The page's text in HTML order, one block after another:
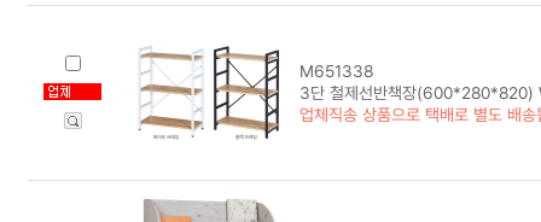
M651338
3단 철제선반책장
업체직송 상품으로 택배로 별도 배송